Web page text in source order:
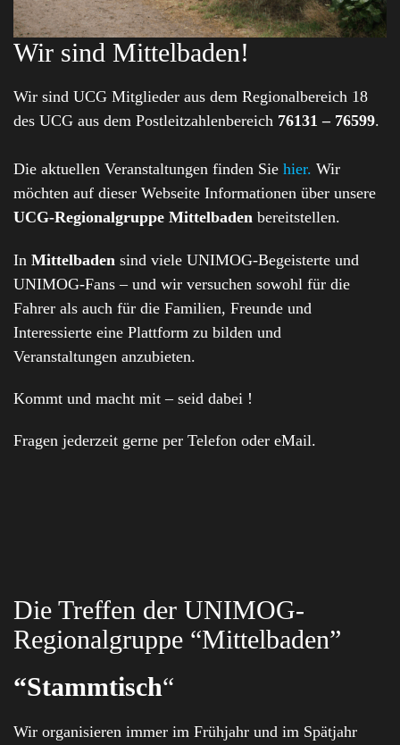
Wir sind Mittelbaden!
Wir sind UCG Mitglieder aus dem Regionalbereich 18
des UCG aus dem Postleitzahlenbereich 76131 – 76599.
Die aktuellen Veranstaltungen finden Sie hier. Wir
möchten auf dieser Webseite Informationen über unsere
UCG-Regionalgruppe Mittelbaden bereitstellen.
In Mittelbaden sind viele UNIMOG-Begeisterte und
UNIMOG-Fans – und wir versuchen sowohl für die
Fahrer als auch für die Familien, Freunde und
Interessierte eine Plattform zu bilden und
Veranstaltungen anzubieten.
Kommt und macht mit – seid dabei !
Fragen jederzeit gerne per Telefon oder eMail.
Die Treffen der UNIMOG-
Regionalgruppe “Mittelbaden”
“Stammtisch“
Wir organisieren immer im Frühjahr und im Spätjahr